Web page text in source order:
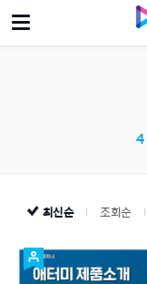
4
최신순 조회순